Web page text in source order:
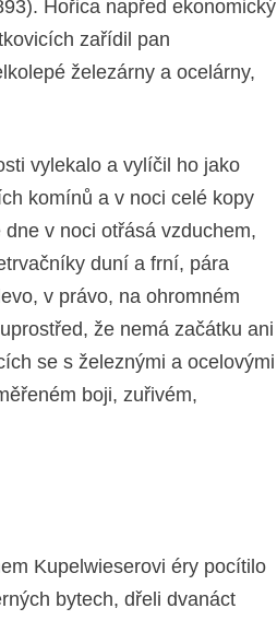
Hořica napřed ekonomický
zařídil pan
železárny a ocelárny,
vylekalo a vylíčil ho jako
komínů a v noci celé kopy
v noci otřásá vzduchem,
duní a frní, pára
v právo, na ohromném
že nemá začátku ani
se s železnými a ocelovými
boji, zuřivém,
Kupelwieserovi éry pocítilo
bytech, dřeli dvanáct